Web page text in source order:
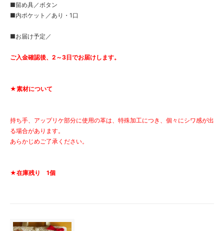
■留め具／ボタン
■内ポケット／あり・1口
■お届け予定／
ご入金確認後、2～3日でお届けします。
★素材について
持ち手、アップリケ部分に使用の革は、特殊加工につき、個々にシワ感が出
る場合があります。
あらかじめご了承ください。
★在庫残り 1個